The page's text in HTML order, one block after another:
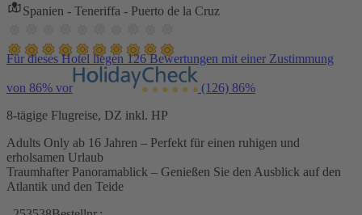
Spanien - Teneriffa - Puerto de la Cruz
Für dieses Hotel liegen 126 Bewertungen mit einer Zustimmung
von 86% vor (126) 86%
8-tägige Flugreise, DZ inkl. HP
Adults Only ab 16 Jahren – Perfekt für einen ruhigen und
erholsamen Urlaub
Traumhafter Panoramablick – Genießen Sie den Ausblick auf den
Atlantik und den Teide